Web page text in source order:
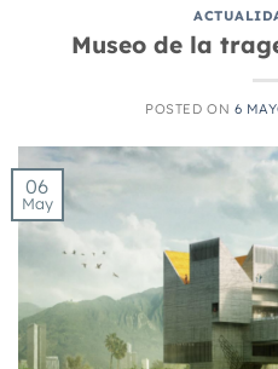
Museo de la
POSTED ON 6
06
May